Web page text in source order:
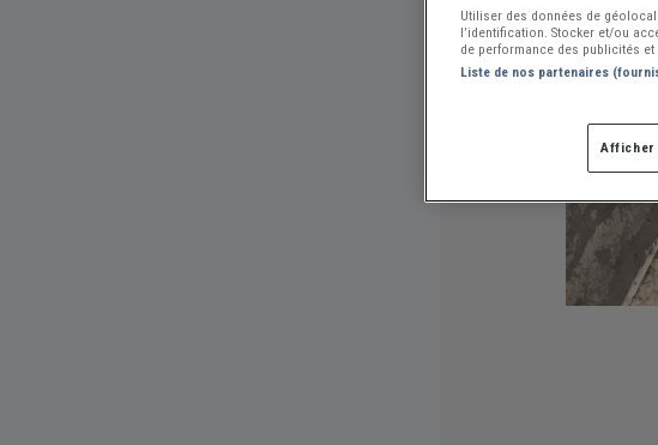
Utiliser des données de
l’identification. Stocker et/ou
de performance des publicités
Liste de nos partenaires